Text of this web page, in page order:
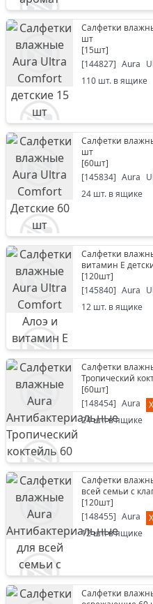
Салфетки
шт
[15шт]
[144827] Aura
110 шт. в ящике
Салфетки
шт
[60шт]
[145834] Aura
24 шт. в ящике
Салфетки
витамин E
[120шт]
[145840] Aura
12 шт. в ящике
Салфетки
Тропический
[60шт]
[148454] Aura
24шт. в ящике
Салфетки
всей семьи с
[120шт]
[148455] Aura
12шт. в ящике
Салфетки